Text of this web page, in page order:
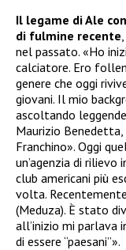
Il legame di Ale
di fulmine recente
nel passato. «Ho
calciatore. Ero
genere che oggi
giovani. Il mio
ascoltando
Maurizio Benedetta,
Franchino». Oggi
un’agenzia di rilievo
club americani più
volta.
(Meduza). È stato
all’inizio mi parlava
di essere “paesani”».